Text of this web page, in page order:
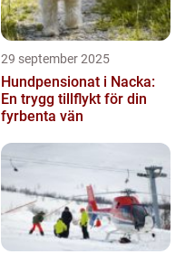
29 september 2025
Hundpensionat i Nacka:
En trygg tillflykt för din
fyrbenta vän